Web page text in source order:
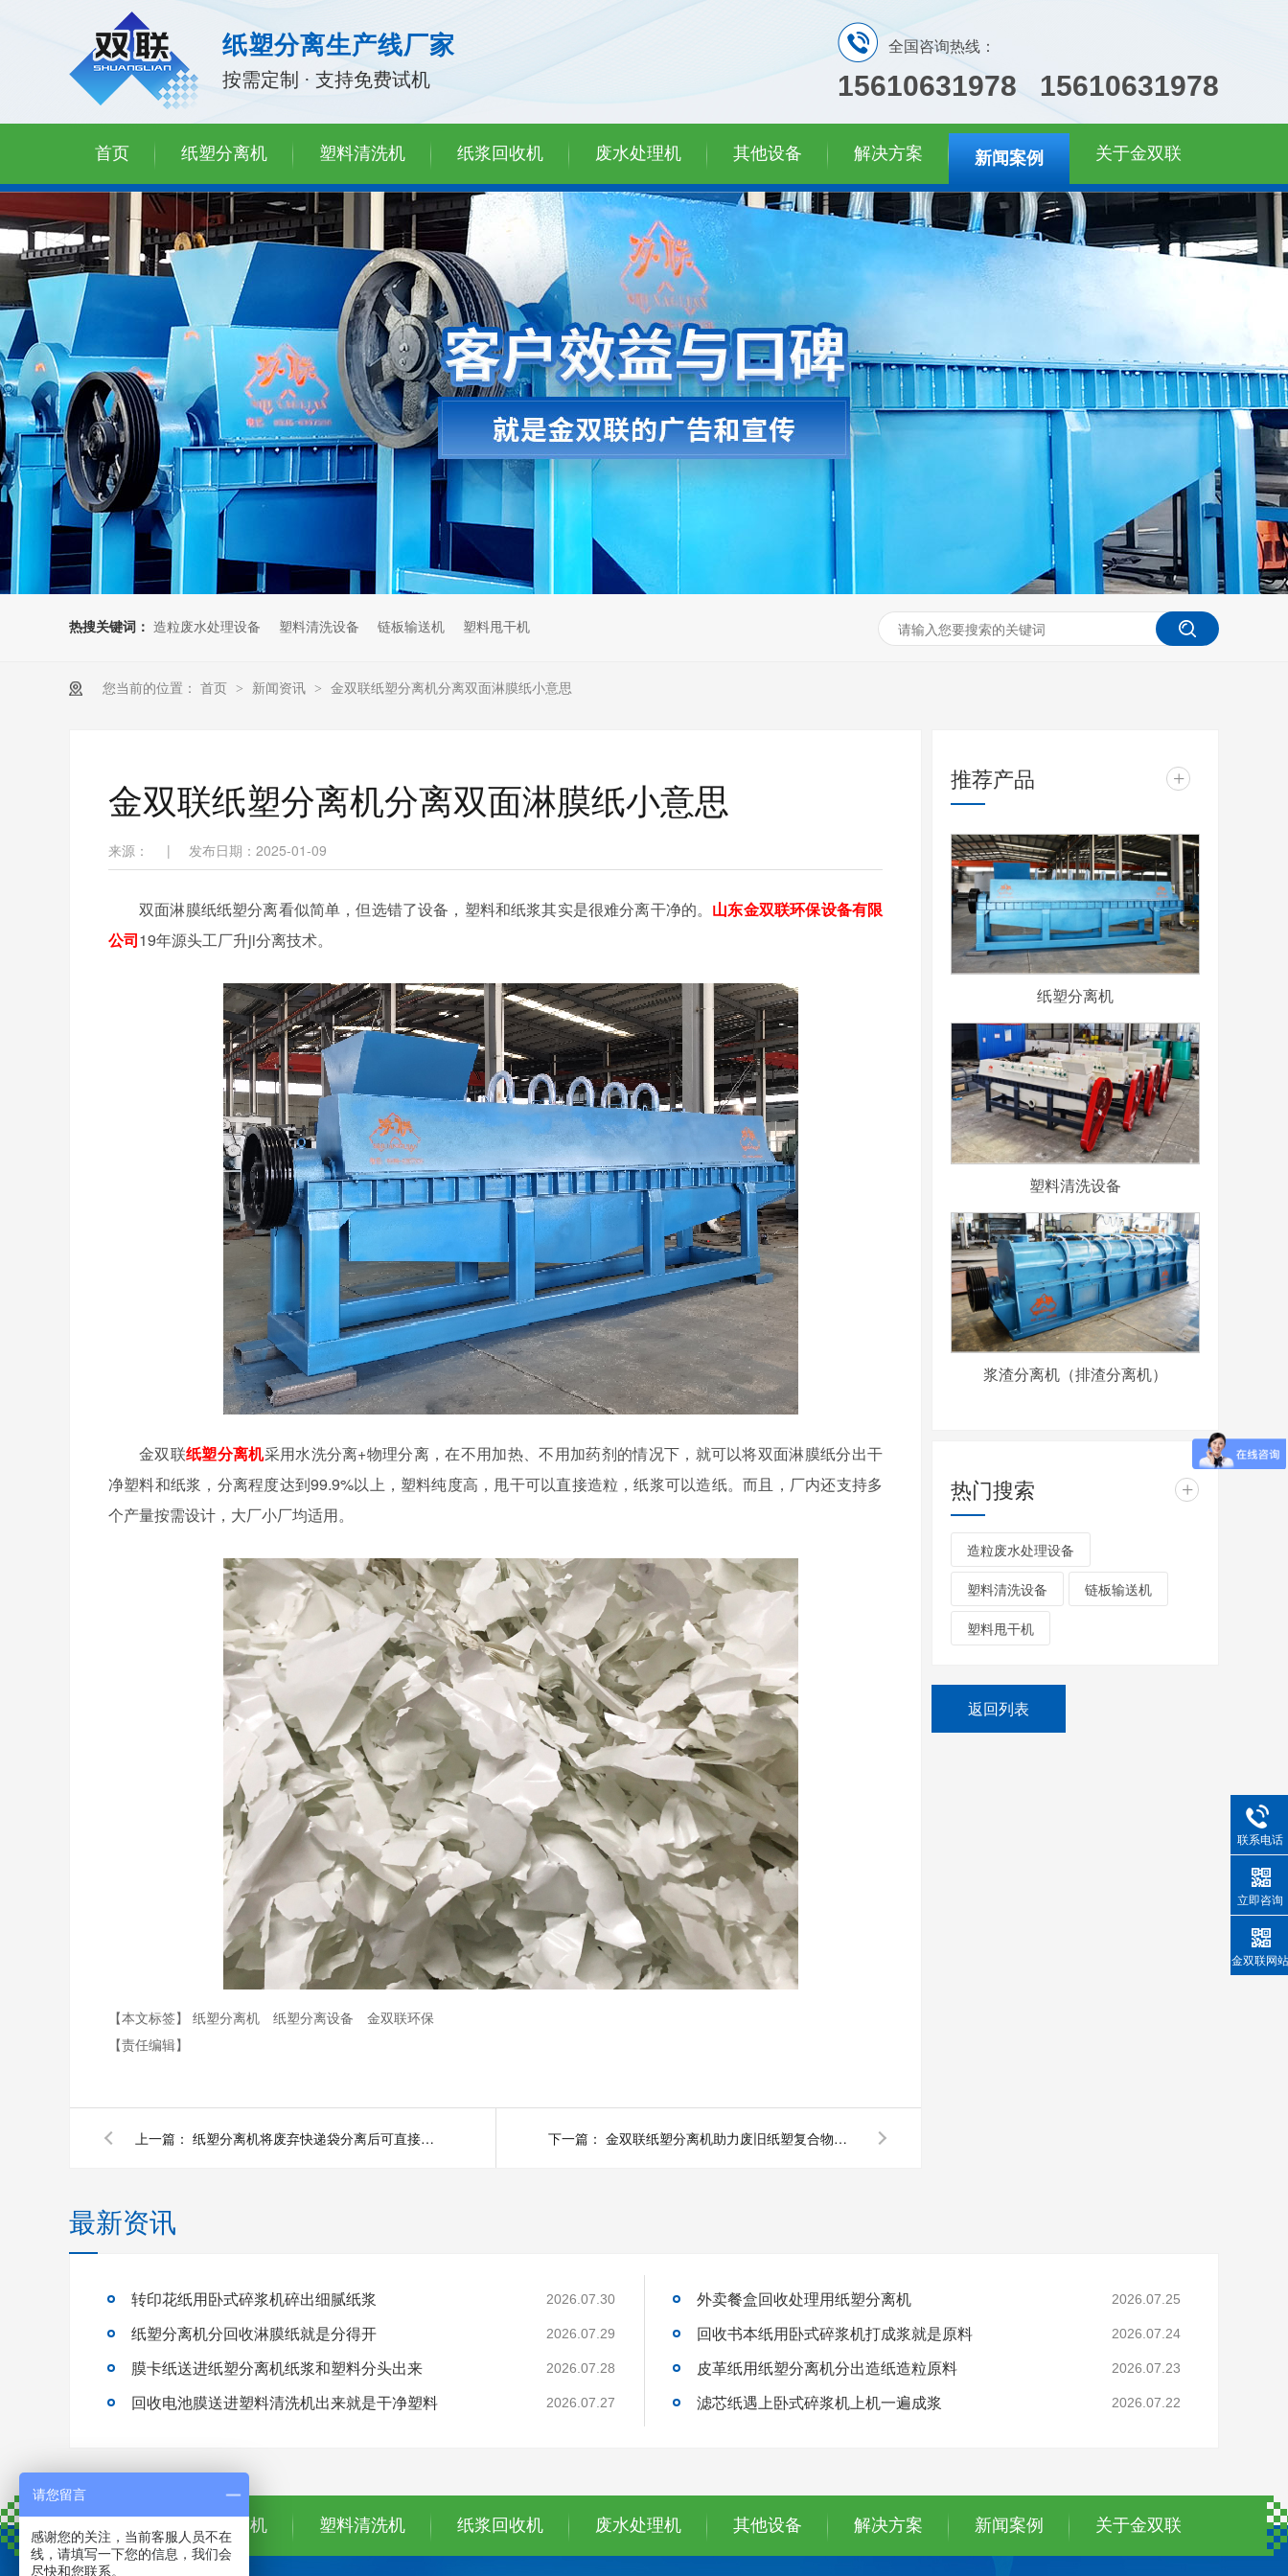
纸塑分离生产线厂家
按需定制 · 支持免费试机
全国咨询热线：
15610631978 15610631978
首页 纸塑分离机 塑料清洗机 纸浆回收机 废水处理机 其他设备 解决方案 新闻案例 关于金双联
热搜关键词： 造粒废水处理设备 塑料清洗设备 链板输送机 塑料甩干机
您当前的位置： 首页 > 新闻资讯 > 金双联纸塑分离机分离双面淋膜纸小意思
金双联纸塑分离机分离双面淋膜纸小意思
来源： | 发布日期：2025-01-09
双面淋膜纸纸塑分离看似简单，但选错了设备，塑料和纸浆其实是很难分离干净的。 山东金双联环保设备有限
公司19年源头工厂升ji分离技术。
金双联纸塑分离机采用水洗分离+物理分离，在不用加热、不用加药剂的情况下，就可以将双面淋膜纸分出干
净塑料和纸浆，分离程度达到99.9%以上，塑料纯度高，甩干可以直接造粒，纸浆可以造纸。而且，厂内还支持多
个产量按需设计，大厂小厂均适用。
【本文标签】 纸塑分离机 纸塑分离设备
金双联环保
【责任编辑】
上一篇： 纸塑分离机将废弃快递袋分离后可直接造粒 下一篇： 金双联纸塑分离机助力废旧纸塑复合物再生
推荐产品 +
纸塑分离机
塑料清洗设备
浆渣分离机（排渣分离机）
热门搜索 +
造粒废水处理设备
塑料清洗设备 链板输送机
塑料甩干机
返回列表
最新资讯
转印花纸用卧式碎浆机碎出细腻纸浆 2026.07.30
纸塑分离机分回收淋膜纸就是分得开 2026.07.29
膜卡纸送进纸塑分离机纸浆和塑料分头出来 2026.07.28
回收电池膜送进塑料清洗机出来就是干净塑料 2026.07.27
外卖餐盒回收处理用纸塑分离机 2026.07.25
回收书本纸用卧式碎浆机打成浆就是原料 2026.07.24
皮革纸用纸塑分离机分出造纸造粒原料 2026.07.23
滤芯纸遇上卧式碎浆机上机一遍成浆 2026.07.22
首页 纸塑分离机 塑料清洗机 纸浆回收机 废水处理机 其他设备 解决方案 新闻案例 关于金双联
联系电话
立即咨询
金双联网站
请您留言
感谢您的关注，当前客服人员不在
线，请填写一下您的信息，我们会
尽快和您联系。